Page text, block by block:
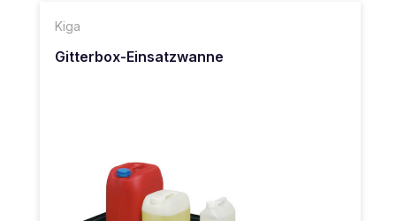
Kiga
Gitterbox-Einsatzwanne